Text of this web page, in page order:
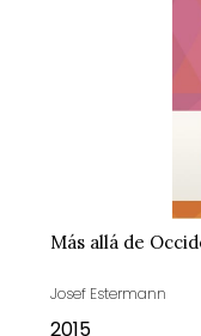
Más allá de
Josef Estermann
2015